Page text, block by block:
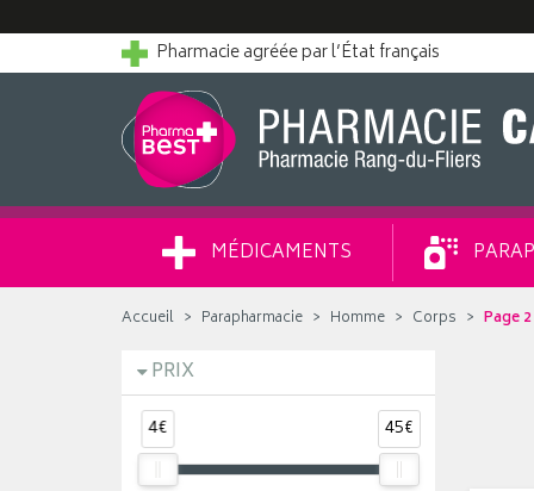
Pharmacie agréée par l’État français
MÉDICAMENTS
Accueil Parapharmacie Homme Corps Page 2
PRIX
4€ 45€